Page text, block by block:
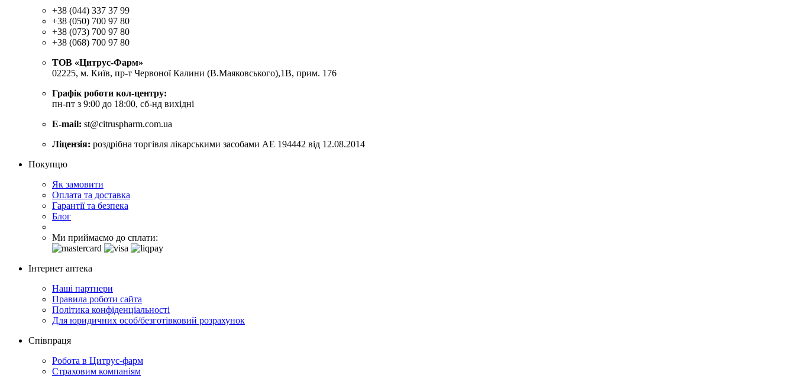
+38 (044) 337 37 99
+38 (050) 700 97 80
+38 (073) 700 97 80
+38 (068) 700 97 80
ТОВ «Цитрус-Фарм»
02225, м. Київ, пр-т Червоної Калини (В.Маяковського),1В, прим. 176
Графік роботи кол-центру:
пн-пт з 9:00 до 18:00, сб-нд вихідні
E-mail: st@citruspharm.com.ua
Ліцензія: роздрібна торгівля лікарськими засобами АЕ 194442 від 12.08.2014
Покупцю
Як замовити
Оплата та доставка
Гарантії та безпека
Блог
Ми приймаємо до сплати:
Інтернет аптека
Наші партнери
Правила роботи сайта
Політика конфіденціальності
Для юридичних особ/безготівковий розрахунок
Співпраця
Робота в Цитрус-фарм
Страховим компаніям